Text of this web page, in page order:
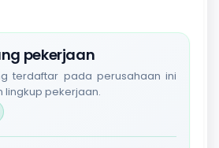
pekerjaan
terdaftar pada perusahaan ini
lingkup pekerjaan.